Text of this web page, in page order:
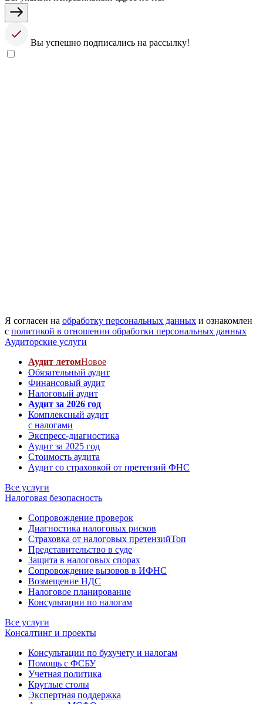
Вы успешно подписались на рассылку!
Я согласен на обработку персональных данных и ознакомлен
с политикой в отношении обработки персональных данных
Аудиторские услуги
Аудит летомНовое
Обязательный аудит
Финансовый аудит
Налоговый аудит
Аудит за 2026 год
Комплексный аудит
с налогами
Экспресс-диагностика
Аудит за 2025 год
Стоимость аудита
Аудит со страховкой от претензий ФНС
Все услуги
Налоговая безопасность
Сопровождение проверок
Диагностика налоговых рисков
Страховка от налоговых претензийТоп
Представительство в суде
Защита в налоговых спорах
Сопровождение вызовов в ИФНС
Возмещение НДС
Налоговое планирование
Консультации по налогам
Все услуги
Консалтинг и проекты
Консультации по бухучету и налогам
Помощь с ФСБУ
Учетная политика
Круглые столы
Экспертная поддержка